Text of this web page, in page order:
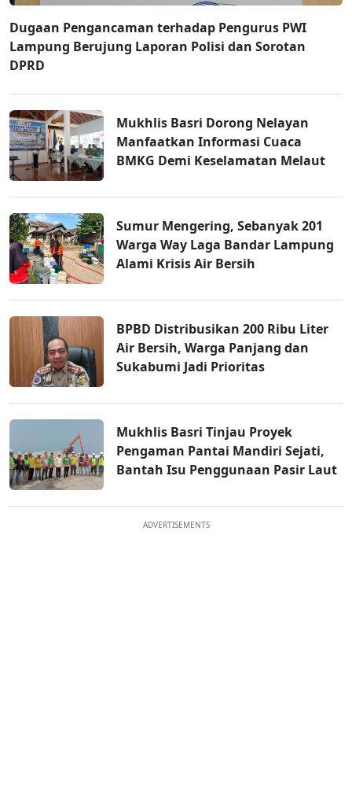
Dugaan Pengancaman terhadap Pengurus PWI
Lampung Berujung Laporan Polisi dan Sorotan
DPRD
Mukhlis Basri Dorong Nelayan
Manfaatkan Informasi Cuaca
BMKG Demi Keselamatan Melaut
Sumur Mengering, Sebanyak 201
Warga Way Laga Bandar Lampung
Alami Krisis Air Bersih
BPBD Distribusikan 200 Ribu Liter
Air Bersih, Warga Panjang dan
Sukabumi Jadi Prioritas
Mukhlis Basri Tinjau Proyek
Pengaman Pantai Mandiri Sejati,
Bantah Isu Penggunaan Pasir Laut
ADVERTISEMENTS